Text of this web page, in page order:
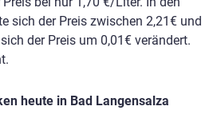
sich der Preis zwischen 2,21€ und
der Preis um 0,01€ verändert.
heute in Bad Langensalza